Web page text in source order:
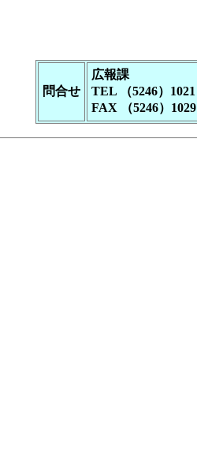
問合せ
広報課
TEL （5246）1021
FAX （5246）1029